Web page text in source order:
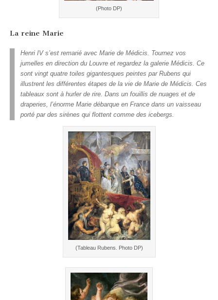
(Photo DP)
La reine Marie
Henri IV s’est remarié avec Marie de Médicis. Tournez vos
jumelles en direction du Louvre et regardez la galerie Médicis. Ce
sont vingt quatre toiles gigantesques peintes par Rubens qui
illustrent les différentes étapes de la vie de Marie de Médicis. Ces
tableaux sont à hurler de rire. Dans un fouillis de nuages et de
draperies, l’énorme Marie débarque en France dans un vaisseau
porté par des sirènes qui flottent comme des icebergs.
(Tableau Rubens. Photo DP)